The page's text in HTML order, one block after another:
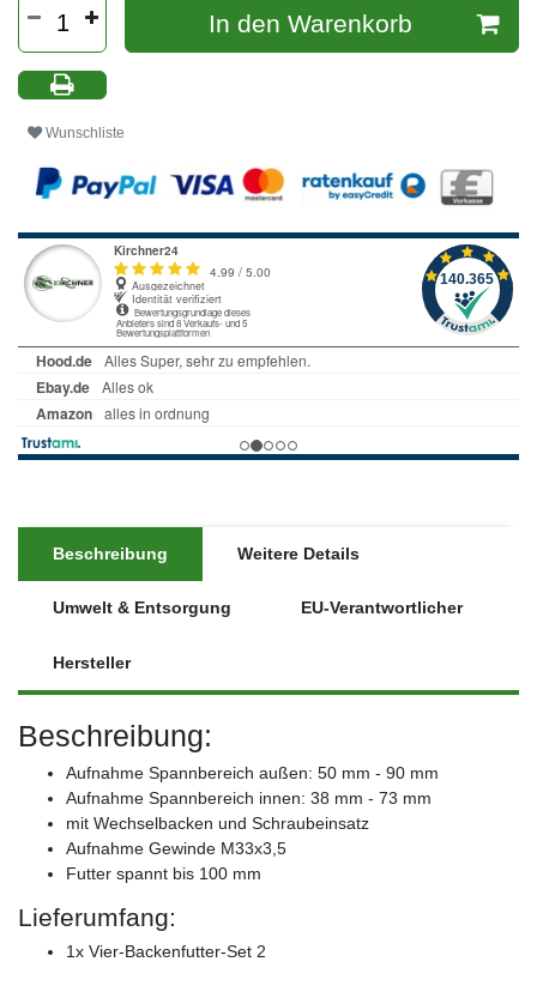
In den Warenkorb
Wunschliste
Beschreibung Weitere Details
Umwelt & Entsorgung EU-Verantwortlicher
Hersteller
Beschreibung:
Aufnahme Spannbereich außen: 50 mm - 90 mm
Aufnahme Spannbereich innen: 38 mm - 73 mm
mit Wechselbacken und Schraubeinsatz
Aufnahme Gewinde M33x3,5
Futter spannt bis 100 mm
Lieferumfang:
1x Vier-Backenfutter-Set 2